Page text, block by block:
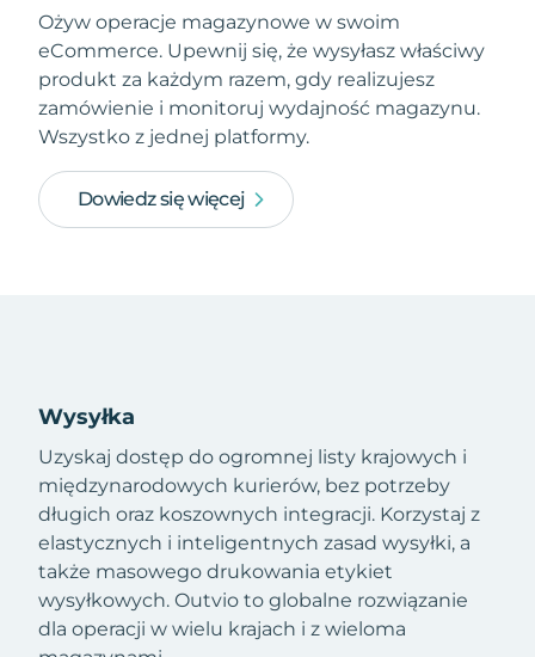
Ożyw operacje magazynowe w swoim
eCommerce. Upewnij się, że wysyłasz właściwy
produkt za każdym razem, gdy realizujesz
zamówienie i monitoruj wydajność magazynu.
Wszystko z jednej platformy.
Dowiedz się więcej
Wysyłka
Uzyskaj dostęp do ogromnej listy krajowych i
międzynarodowych kurierów, bez potrzeby
długich oraz koszownych integracji. Korzystaj z
elastycznych i inteligentnych zasad wysyłki, a
także masowego drukowania etykiet
wysyłkowych. Outvio to globalne rozwiązanie
dla operacji w wielu krajach i z wieloma